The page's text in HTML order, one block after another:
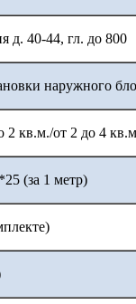
д. 40-44, гл. до 800
наружного
2 кв.м./от 2 до 4
(за 1 метр)